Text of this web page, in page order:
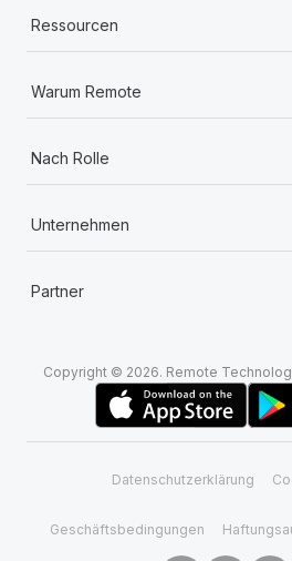
Ressourcen
Warum Remote
Nach Rolle
Unternehmen
Partner
Copyright © 2026. Remote
Datenschutzerklärung
Geschäftsbedingungen